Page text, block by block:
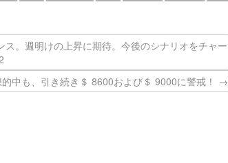
。週明けの上昇に期待。今後のシナリオをチャー
的中も、引き続き＄ 8600および＄ 9000に警戒！ →